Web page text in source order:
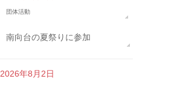
団体活動
南向台の夏祭りに参加
2026年8月2日